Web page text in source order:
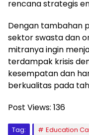
rencana strategis
Dengan tambahan
sektor swasta dan
mitranya ingin
terdampak krisis
kesempatan dan
berkualitas pada
Post Views: 136
Tag: Education